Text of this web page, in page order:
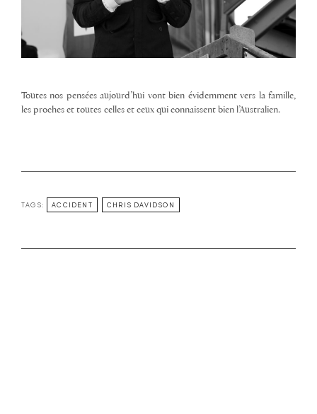
Toutes nos pensées aujourd’hui vont bien évidemment vers la famille,
les proches et toutes celles et ceux qui connaissent bien l’Australien.
TAGS: ACCIDENT CHRIS DAVIDSON